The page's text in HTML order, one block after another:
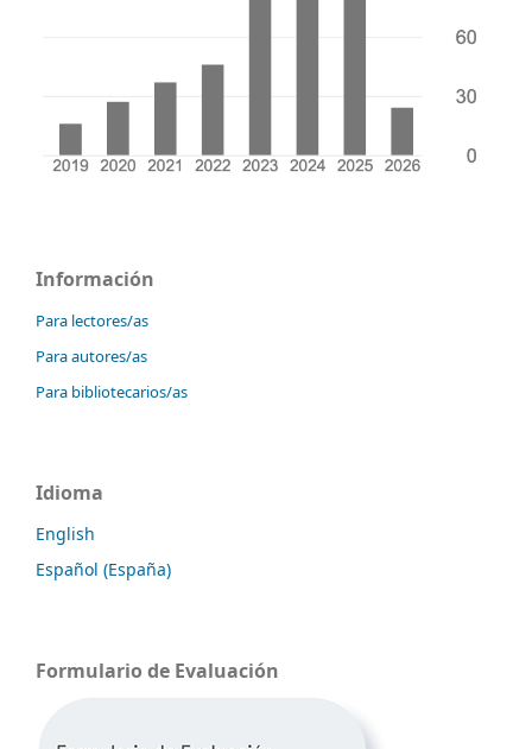
Información
Para lectores/as
Para autores/as
Para bibliotecarios/as
Idioma
English
Español (España)
Formulario de Evaluación